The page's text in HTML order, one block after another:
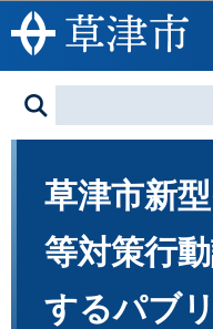
このペ
草津市新
等対策行
するパブ